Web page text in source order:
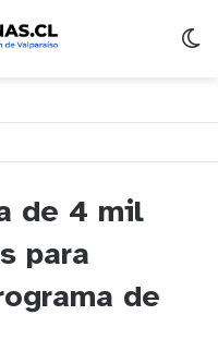
de 4 mil
para
de